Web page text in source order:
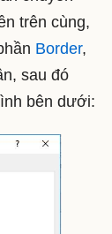
trên cùng,
Border,
sau đó
bên dưới: